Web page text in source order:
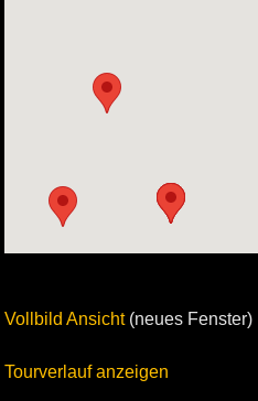
Vollbild Ansicht(neues Fenster)
Tourverlauf anzeigen